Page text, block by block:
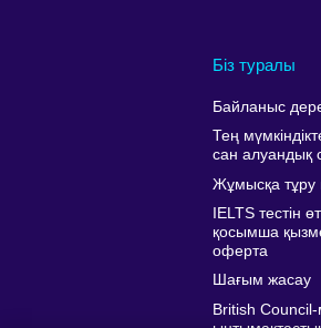
Біз туралы
Байланыс
Тең
сан алуандық
Жұмысқа тұру
IELTS тестін
қосымша
оферта
Шағым жасау
British